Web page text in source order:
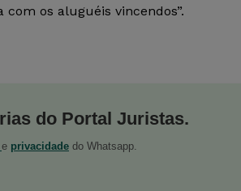
os aluguéis vincendos”.
do Portal Juristas.
e privacidade do Whatsapp.